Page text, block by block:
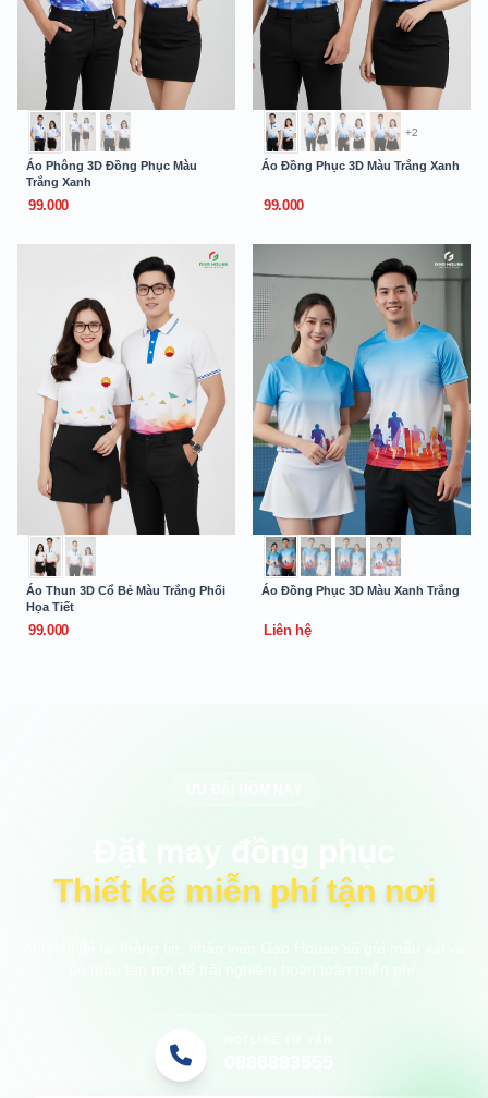
Áo Phông 3D Đồng Phục Màu
Trắng Xanh
99.000
+2
Áo Đồng Phục 3D Màu Trắng Xanh
99.000
Áo Thun 3D Cổ Bẻ Màu Trắng Phối
Họa Tiết
99.000
Áo Đồng Phục 3D Màu Xanh Trắng
Liên hệ
Thiết kế miễn phí tận nơi